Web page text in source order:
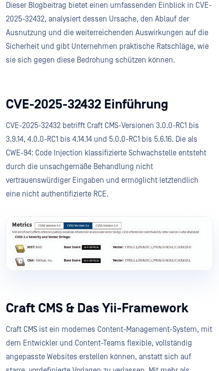
Dieser Blogbeitrag bietet einen umfassenden Einblick in CVE-
2025-32432, analysiert dessen Ursache, den Ablauf der
Ausnutzung und die weiterreichenden Auswirkungen auf die
Sicherheit und gibt Unternehmen praktische Ratschläge, wie
sie sich gegen diese Bedrohung schützen können.
CVE-2025-32432 Einführung
CVE-2025-32432 betrifft Craft CMS-Versionen 3.0.0-RC1 bis
3.9.14, 4.0.0-RC1 bis 4.14.14 und 5.0.0-RC1 bis 5.6.16. Die als
CWE-94: Code Injection klassifizierte Schwachstelle entsteht
durch die unsachgemäße Behandlung nicht
vertrauenswürdiger Eingaben und ermöglicht letztendlich
eine nicht authentifizierte RCE.
Craft CMS & Das Yii-Framework
Craft CMS ist ein modernes Content-Management-System, mit
dem Entwickler und Content-Teams flexible, vollständig
angepasste Websites erstellen können, anstatt sich auf